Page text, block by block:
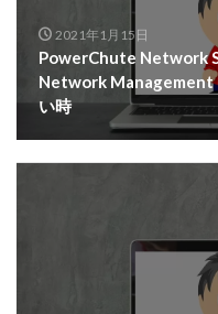
2021年1月15日
PowerChute Network
Network Management
い時